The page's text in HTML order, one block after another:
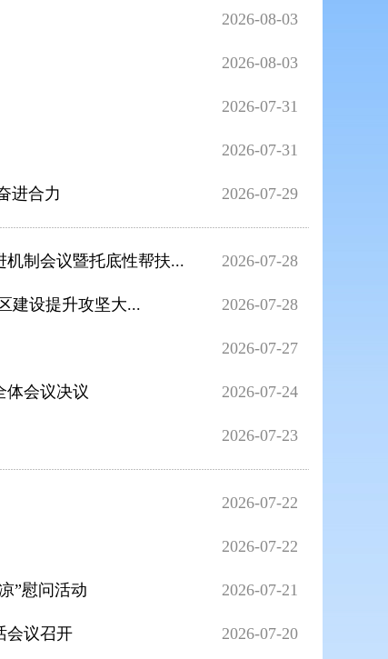
2026-08-03
2026-08-03
2026-07-31
2026-07-31
进合力 2026-07-29
制会议暨托底性帮扶... 2026-07-28
建设提升攻坚大... 2026-07-28
2026-07-27
体会议决议 2026-07-24
2026-07-23
2026-07-22
2026-07-22
”慰问活动 2026-07-21
会议召开 2026-07-20